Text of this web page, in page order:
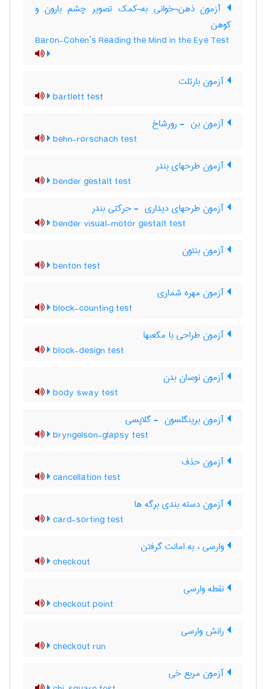
آزمون ذهن¬خوانی به¬کمک تصویر چشم بارون و
کوهن
Baron-Cohen’s Reading the Mind in the Eye Test
آزمون بارتلت
bartlett test
آزمون بن ‎ - رورشاخ
behn-rorschach test
آزمون طرحهای بندر
bender gestalt test
آزمون طرحهای دیداری ‎ - حرکتی بندر
bender visual-motor gestalt test
آزمون بنتون
benton test
آزمون مهره شماری
block-counting test
آزمون طراحی با مکعبها
block-design test
آزمون نوسان بدن
body sway test
آزمون برینگلسون ‎ - گلاپسی
bryngelson-glapsy test
آزمون حذف
cancellation test
آزمون دسته بندی برگه ها
card-sorting test
وارسی ، به امانت گرفتن
checkout
نقطه وارسی
checkout point
رانش وارسی
checkout run
آزمون مربع خی